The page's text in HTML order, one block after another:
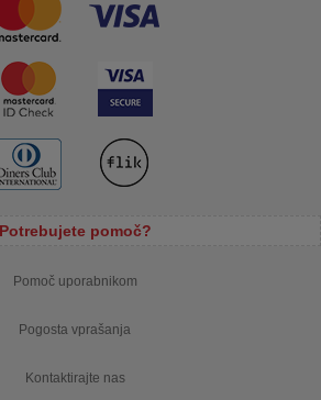
Potrebujete pomoč?
Pomoč uporabnikom
Pogosta vprašanja
Kontaktirajte nas